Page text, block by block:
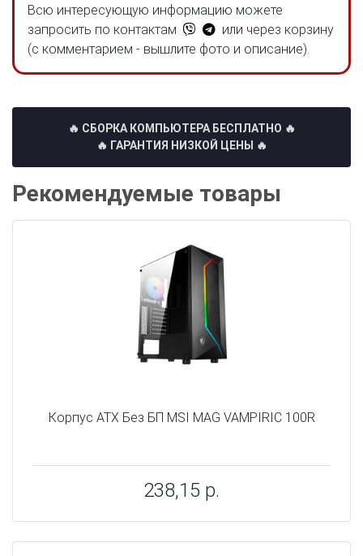
Всю интересующую информацию можете
запросить по контактам
или через корзину
(с комментарием - вышлите фото и описание).
🔥 СБОРКА КОМПЬЮТЕРА БЕСПЛАТНО 🔥
🔥 ГАРАНТИЯ НИЗКОЙ ЦЕНЫ 🔥
Рекомендуемые товары
Корпус ATX Без БП MSI MAG VAMPIRIC 100R
238,15 р.